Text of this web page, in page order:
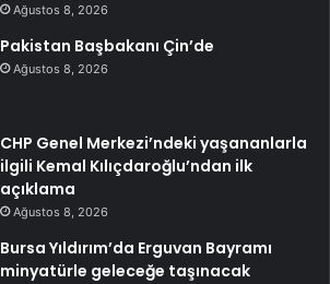
Ağustos 8, 2026
Pakistan Başbakanı Çin’de
Ağustos 8, 2026
CHP Genel Merkezi’ndeki yaşananlarla
ilgili Kemal Kılıçdaroğlu’ndan ilk
açıklama
Ağustos 8, 2026
Bursa Yıldırım’da Erguvan Bayramı
minyatürle geleceğe taşınacak